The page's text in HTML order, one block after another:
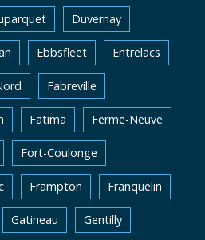
Duvernay
Ebbsfleet Entrelacs
Fabreville
Fatima Ferme-Neuve
Fort-Coulonge
Frampton Franquelin
Gatineau Gentilly